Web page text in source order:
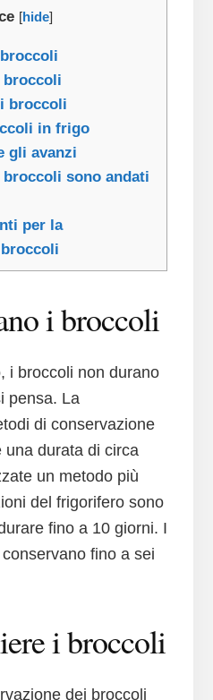
[hide]
broccoli
in frigo
gli avanzi
sono andati
per la
i broccoli
i broccoli non durano
pensa. La
di conservazione
una durata di circa
un metodo più
del frigorifero sono
fino a 10 giorni. I
fino a sei
i broccoli
dei broccoli